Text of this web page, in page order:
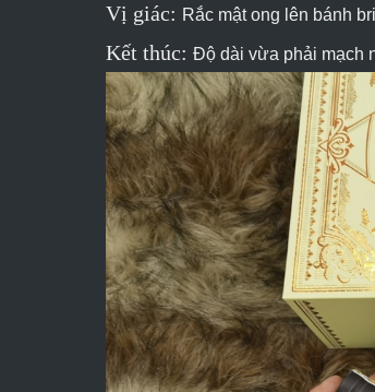
Vị giác: Rắc mật ong lên bánh
Kết thúc: Độ dài vừa phải mạch